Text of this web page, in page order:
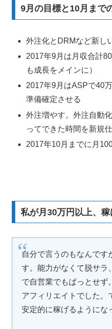
9月の目標と10月まで
外注化とDRMなど新し
2017年9月は月収合計
も成長をメインに）
2017年9月はASPで40
準備確定させる
外注増やす。外注自動
ってできた時間を新規
2017年10月までに月
私が月30万円以上、
自分で言うのもなんです
す。能力がなくて脱サラ
で自営業でもぱっとせず
アフィリエイトでした。
安定的に稼げるようにな